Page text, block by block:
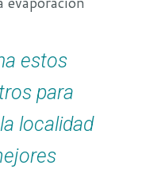
estos
para
localidad